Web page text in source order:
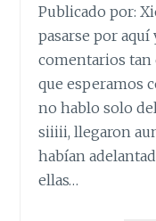
Publicado por:
pasarse por aquí
comentarios tan
que esperamos
no hablo solo del
siiiii, llegaron
habían
ellas…